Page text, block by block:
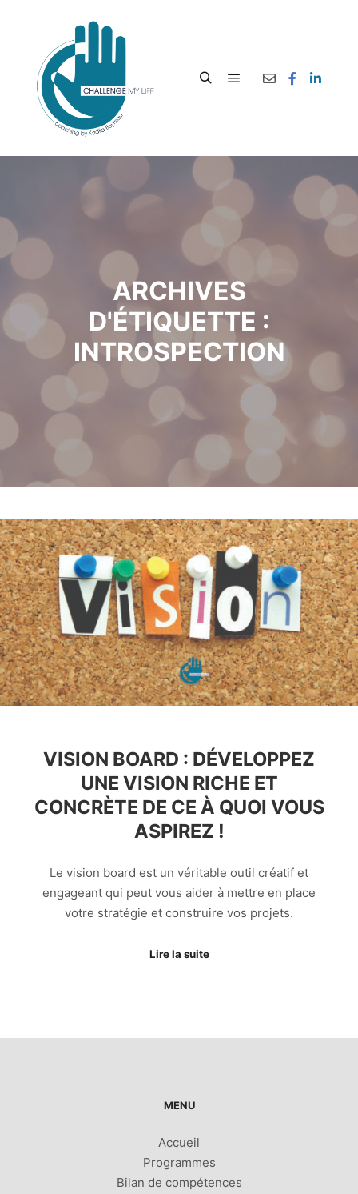
ARCHIVES
D'ÉTIQUETTE :
INTROSPECTION
VISION BOARD : DÉVELOPPEZ
UNE VISION RICHE ET
CONCRÈTE DE CE À QUOI VOUS
ASPIREZ !
Le vision board est un véritable outil créatif et
engageant qui peut vous aider à mettre en place
votre stratégie et construire vos projets.
Lire la suite
MENU
Accueil
Programmes
Bilan de compétences